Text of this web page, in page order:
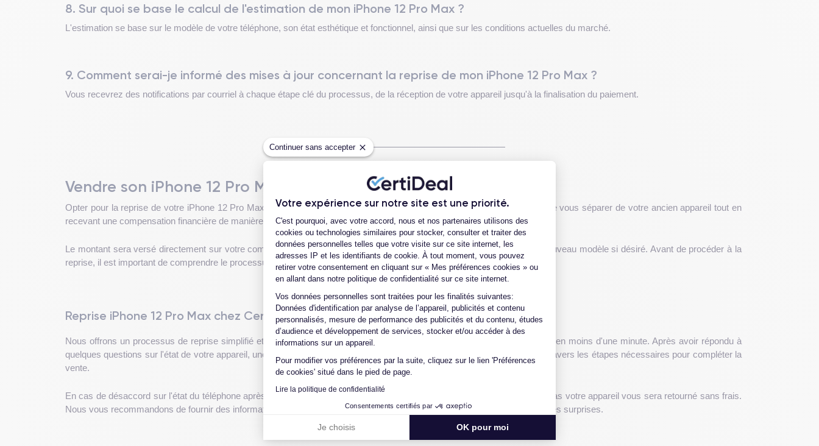
Continuer sans accepter
Votre expérience sur notre site est une priorité.
Plateforme de Gestion du Consentement : Personnalisez vos Options
C'est pourquoi, avec votre accord, nous et nos partenaires utilisons des
cookies ou technologies similaires pour stocker, consulter et traiter des
données personnelles telles que votre visite sur ce site internet, les
adresses IP et les identifiants de cookie. À tout moment, vous pouvez
retirer votre consentement en cliquant sur « Mes préférences cookies » ou
en allant dans notre politique de confidentialité sur ce site internet.
Vos données personnelles sont traitées pour les finalités suivantes:
Données d'identification par analyse de l’appareil, publicités et contenu
personnalisés, mesure de performance des publicités et du contenu, études
d’audience et développement de services, stocker et/ou accéder à des
informations sur un appareil.
Pour modifier vos préférences par la suite, cliquez sur le lien 'Préférences
de cookies' situé dans le pied de page.
Lire la politique de confidentialité
Consentements certifiés par
Je choisis OK pour moi
Axeptio consent
8. Sur quoi se base le calcul de l'estimation de mon iPhone 12 Pro Max ?
L'estimation se base sur le modèle de votre téléphone, son état esthétique et fonctionnel, ainsi que sur les conditions actuelles du marché.
9. Comment serai-je informé des mises à jour concernant la reprise de mon iPhone 12 Pro Max ?
Vous recevrez des notifications par courriel à chaque étape clé du processus, de la réception de votre appareil jusqu'à la finalisation du paiement.
Vendre son iPhone 12 Pro Max
Opter pour la reprise de votre iPhone 12 Pro Max chez CertiDeal peut s'avérer très avantageux. Ce choix vous permet de vous séparer de votre ancien appareil tout en
recevant une compensation financière de manière rapide.
Le montant sera versé directement sur votre compte bancaire en quelques jours, et pourra être utilisé pour acheter un nouveau modèle si désiré. Avant de procéder à la
reprise, il est important de comprendre le processus et d'évaluer correctement votre iPhone.
Reprise iPhone 12 Pro Max chez CertiDeal
Nous offrons un processus de reprise simplifié et rapide pour votre iPhone 12 Pro Max, permettant une évaluation initiale en moins d'une minute. Après avoir répondu à
quelques questions sur l'état de votre appareil, une offre préliminaire vous sera faite. Un suivi par courriel vous guidera à travers les étapes nécessaires pour compléter la
vente.
En cas de désaccord sur l'état du téléphone après inspection, une nouvelle offre pourra être négociée ou refusée, auquel cas votre appareil vous sera retourné sans frais.
Nous vous recommandons de fournir des informations détaillées lors de l'évaluation pour garantir la transparence et éviter les surprises.